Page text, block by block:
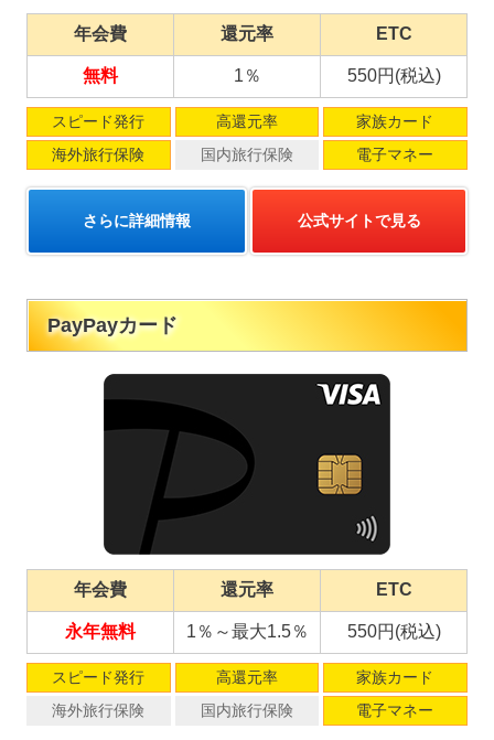
年会費 還元率 ETC
無料 1％ 550円(税込)
スピード発行 高還元率
家族カード
海外旅行保険
国内旅行保険 電子マネー
さらに詳細情報 公式サイトで見る
PayPayカード
年会費 還元率 ETC
永年無料 1％～最大1.5％ 550円(税込)
スピード発行 高還元率
家族カード
海外旅行保険
国内旅行保険 電子マネー